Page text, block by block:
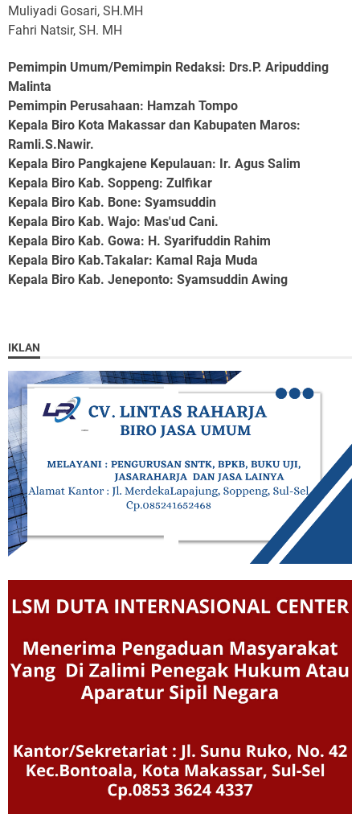
Muliyadi Gosari, SH.MH
Fahri Natsir, SH. MH
Pemimpin Umum/Pemimpin Redaksi: Drs.P. Aripudding
Malinta
Pemimpin Perusahaan: Hamzah Tompo
Kepala Biro Kota Makassar dan Kabupaten Maros:
Ramli.S.Nawir.
Kepala Biro Pangkajene Kepulauan: Ir. Agus Salim
Kepala Biro Kab. Soppeng: Zulfikar
Kepala Biro Kab. Bone: Syamsuddin
Kepala Biro Kab. Wajo: Mas'ud Cani.
Kepala Biro Kab. Gowa: H. Syarifuddin Rahim
Kepala Biro Kab.Takalar: Kamal Raja Muda
Kepala Biro Kab. Jeneponto: Syamsuddin Awing
IKLAN